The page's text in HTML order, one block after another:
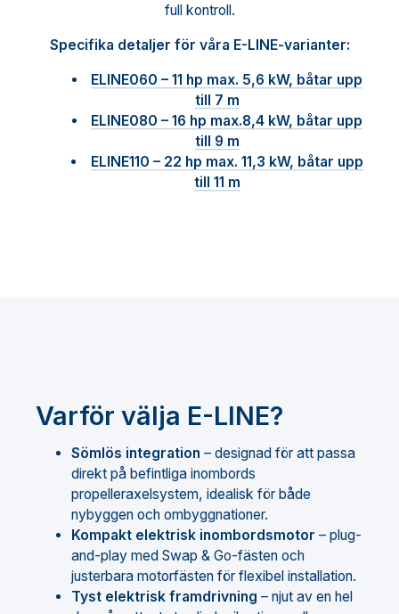
full kontroll.
Specifika detaljer för våra E-LINE-varianter:
ELINE060 – 11 hp max. 5,6 kW, båtar upp
till 7 m
ELINE080 – 16 hp max.8,4 kW, båtar upp
till 9 m
ELINE110 – 22 hp max. 11,3 kW, båtar upp
till 11 m
Varför välja E-LINE?
Sömlös integration – designad för att passa
direkt på befintliga inombords
propelleraxelsystem, idealisk för både
nybyggen och ombyggnationer.
Kompakt elektrisk inombordsmotor – plug-
and-play med Swap & Go-fästen och
justerbara motorfästen för flexibel installation.
Tyst elektrisk framdrivning – njut av en hel